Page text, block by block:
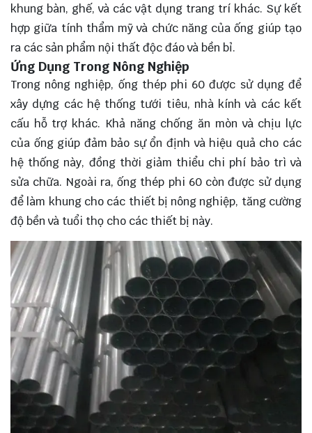
khung bàn, ghế, và các vật dụng trang trí khác. Sự kết
hợp giữa tính thẩm mỹ và chức năng của ống giúp tạo
ra các sản phẩm nội thất độc đáo và bền bỉ.
Ứng Dụng Trong Nông Nghiệp
Trong nông nghiệp, ống thép phi 60 được sử dụng để
xây dựng các hệ thống tưới tiêu, nhà kính và các kết
cấu hỗ trợ khác. Khả năng chống ăn mòn và chịu lực
của ống giúp đảm bảo sự ổn định và hiệu quả cho các
hệ thống này, đồng thời giảm thiểu chi phí bảo trì và
sửa chữa. Ngoài ra, ống thép phi 60 còn được sử dụng
để làm khung cho các thiết bị nông nghiệp, tăng cường
độ bền và tuổi thọ cho các thiết bị này.